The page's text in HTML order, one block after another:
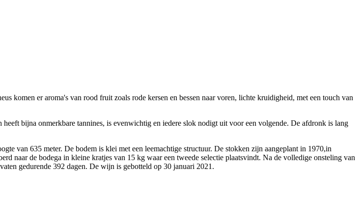
komen er aroma's van rood fruit zoals rode kersen en bessen naar voren, lichte kruidigheid, met een touch van
bijna onmerkbare tannines, is evenwichtig en iedere slok nodigt uit voor een volgende. De afdronk is lang
van 635 meter. De bodem is klei met een leemachtige structuur. De stokken zijn aangeplant in 1970,in
naar de bodega in kleine kratjes van 15 kg waar een tweede selectie plaatsvindt. Na de volledige onsteling van
gedurende 392 dagen. De wijn is gebotteld op 30 januari 2021.